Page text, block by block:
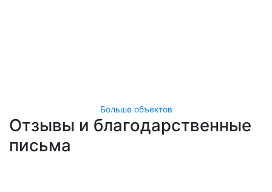
Больше объектов
Отзывы и благодарственные
письма